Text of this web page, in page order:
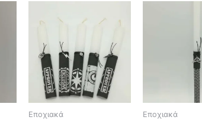
Εποχιακά Εποχιακά